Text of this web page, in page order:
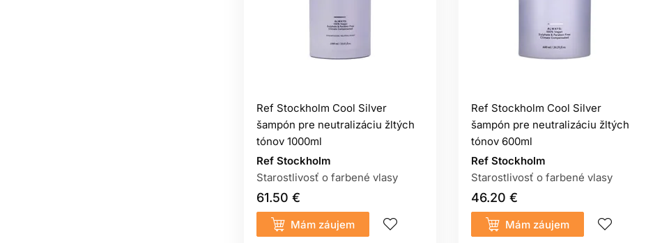
Ref Stockholm Cool Silver
šampón pre neutralizáciu žltých
tónov 1000ml
Ref Stockholm
Starostlivosť o farbené vlasy
61.50 €
Mám záujem
Ref Stockholm Cool Silver
šampón pre neutralizáciu žltých
tónov 600ml
Ref Stockholm
Starostlivosť o farbené vlasy
46.20 €
Mám záujem